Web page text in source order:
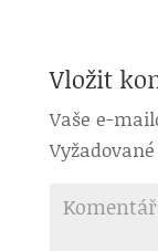
Vložit
Vaše e-